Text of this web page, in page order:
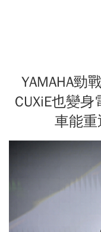
YAMAHA勁
CUXiE也變
車能